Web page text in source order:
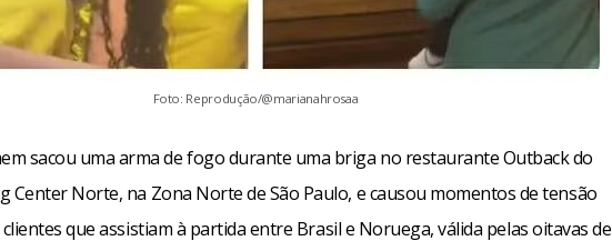
Foto: Reprodução/@marianahrosaa
sacou uma arma de fogo durante uma briga no restaurante Outback do
Center Norte, na Zona Norte de São Paulo, e causou momentos de tensão
que assistiam à partida entre Brasil e Noruega, válida pelas oitavas de